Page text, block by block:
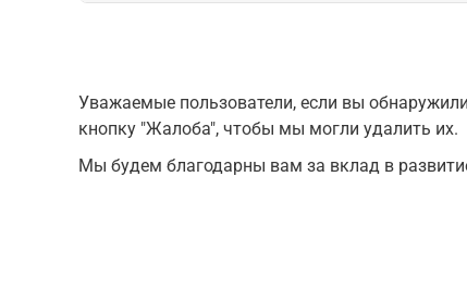
Уважаемые пользователи, если вы
кнопку "Жалоба", чтобы мы могли удалить их.
Мы будем благодарны вам за вклад в